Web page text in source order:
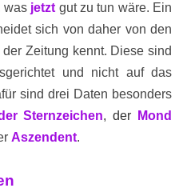
was jetzt gut zu tun wäre. Ein
sich von daher von den
Zeitung kennt. Diese sind
und nicht auf das
sind drei Daten besonders
Sternzeichen, der Mond
Aszendent.